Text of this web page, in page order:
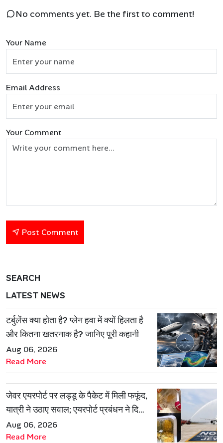
No comments yet. Be the first to comment!
Your Name
Email Address
Your Comment
Post Comment
SEARCH
LATEST NEWS
टर्बुलेंस क्या होता है? प्लेन हवा में क्यों हिलता है
और कितना खतरनाक है? जानिए पूरी कहानी
Aug 06, 2026
Read More
जेवर एयरपोर्ट पर लड्डू के पैकेट में मिली फफूंद,
यात्री ने उठाए सवाल; एयरपोर्ट प्रबंधन ने दिया
जवाब
Aug 06, 2026
Read More